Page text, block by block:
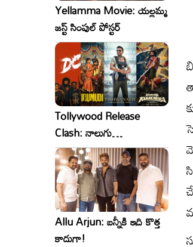
Yellamma Movie: యల్లమ్మ
జస్ట్ సింపుల్ పోస్టర్
Tollywood Release
Clash: నాలుగు
సినిమాలు..ఒకేసారి..ఎందుకో?
Allu Arjun: బన్నీకి ఇది కొత్త
కాదుగా!